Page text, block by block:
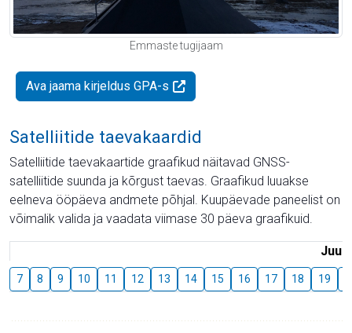
Emmaste tugijaam
Ava jaama kirjeldus GPA-s
Satelliitide taevakaardid
Satelliitide taevakaartide graafikud näitavad GNSS-
satelliitide suunda ja kõrgust taevas. Graafikud luuakse
eelneva ööpäeva andmete põhjal. Kuupäevade paneelist on
võimalik valida ja vaadata viimase 30 päeva graafikuid.
Juuli
7 8 9 10 11 12 13 14 15 16 17 18 19